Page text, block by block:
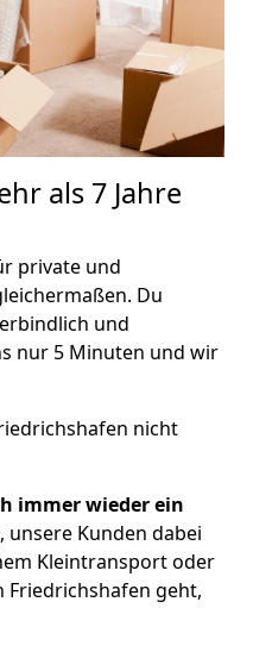
als 7 Jahre
private und
Du
und
nur 5 Minuten und wir
nicht
immer wieder ein
unsere Kunden dabei
Kleintransport oder
geht,